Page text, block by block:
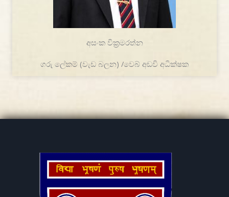
අසංක වික්‍රමරත්න
ගරු ලේකම් (වැඩ බලන) /වෙබ් අඩවි අධික්ෂක